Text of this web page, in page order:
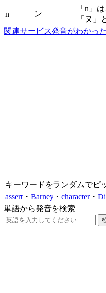
n ン
「n」
「ヌ」
関連サービス発音がわかっ
キーワードをランダムでピ
assert ・ Barney ・ character・
単語から発音を検索